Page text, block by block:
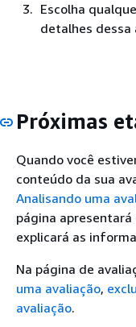
Escolha
detalhes dessa
Próximas
Quando você
conteúdo da sua
Analisando uma
página
explicará as
Na página de
uma avaliação,
avaliação.